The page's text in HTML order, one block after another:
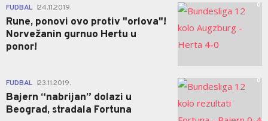
FUDBAL 24.11.2019.
Rune, ponovi ovo protiv "orlova"!
Norvežanin gurnuo Hertu u
ponor!
0
FUDBAL 23.11.2019.
Bajern “nabrijan” dolazi u
Beograd, stradala Fortuna
0